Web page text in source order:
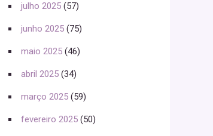
julho 2025 (57)
junho 2025 (75)
maio 2025 (46)
abril 2025 (34)
março 2025 (59)
fevereiro 2025 (50)